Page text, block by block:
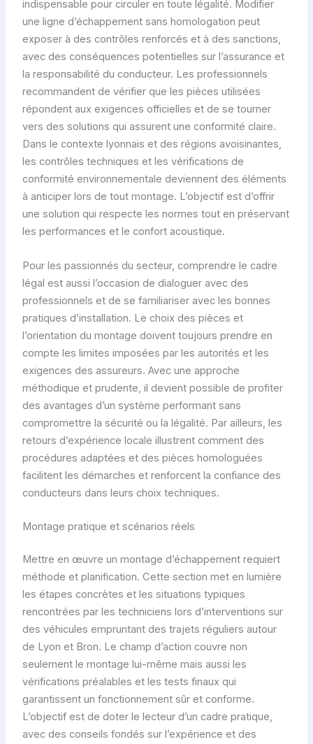
indispensable pour circuler en toute légalité. Modifier
une ligne d’échappement sans homologation peut
exposer à des contrôles renforcés et à des sanctions,
avec des conséquences potentielles sur l’assurance et
la responsabilité du conducteur. Les professionnels
recommandent de vérifier que les pièces utilisées
répondent aux exigences officielles et de se tourner
vers des solutions qui assurent une conformité claire.
Dans le contexte lyonnais et des régions avoisinantes,
les contrôles techniques et les vérifications de
conformité environnementale deviennent des éléments
à anticiper lors de tout montage. L’objectif est d’offrir
une solution qui respecte les normes tout en préservant
les performances et le confort acoustique.
Pour les passionnés du secteur, comprendre le cadre
légal est aussi l’occasion de dialoguer avec des
professionnels et de se familiariser avec les bonnes
pratiques d’installation. Le choix des pièces et
l’orientation du montage doivent toujours prendre en
compte les limites imposées par les autorités et les
exigences des assureurs. Avec une approche
méthodique et prudente, il devient possible de profiter
des avantages d’un système performant sans
compromettre la sécurité ou la légalité. Par ailleurs, les
retours d’expérience locale illustrent comment des
procédures adaptées et des pièces homologuées
facilitent les démarches et renforcent la confiance des
conducteurs dans leurs choix techniques.
Montage pratique et scénarios réels
Mettre en œuvre un montage d’échappement requiert
méthode et planification. Cette section met en lumière
les étapes concrètes et les situations typiques
rencontrées par les techniciens lors d’interventions sur
des véhicules empruntant des trajets réguliers autour
de Lyon et Bron. Le champ d’action couvre non
seulement le montage lui-même mais aussi les
vérifications préalables et les tests finaux qui
garantissent un fonctionnement sûr et conforme.
L’objectif est de doter le lecteur d’un cadre pratique,
avec des conseils fondés sur l’expérience et des